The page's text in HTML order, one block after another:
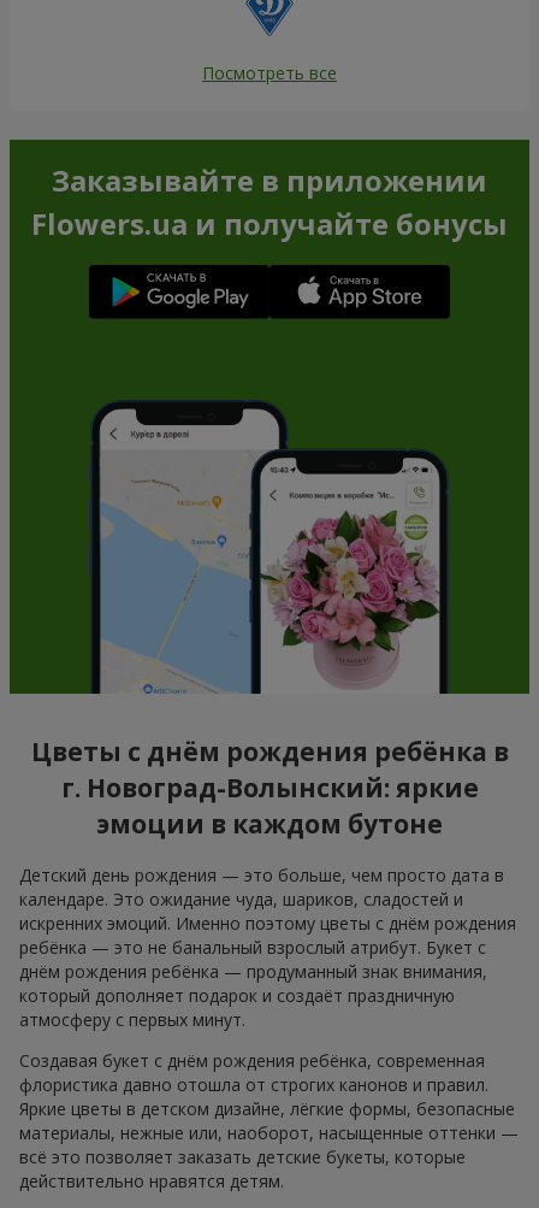
Посмотреть все
Заказывайте в приложении
Flowers.ua и получайте бонусы
Цветы с днём рождения ребёнка в
г. Новоград-Волынский: яркие
эмоции в каждом бутоне
Детский день рождения — это больше, чем просто дата в
календаре. Это ожидание чуда, шариков, сладостей и
искренних эмоций. Именно поэтому цветы с днём рождения
ребёнка — это не банальный взрослый атрибут. Букет с
днём рождения ребёнка — продуманный знак внимания,
который дополняет подарок и создаёт праздничную
атмосферу с первых минут.
Создавая букет с днём рождения ребёнка, современная
флористика давно отошла от строгих канонов и правил.
Яркие цветы в детском дизайне, лёгкие формы, безопасные
материалы, нежные или, наоборот, насыщенные оттенки —
всё это позволяет заказать детские букеты, которые
действительно нравятся детям.